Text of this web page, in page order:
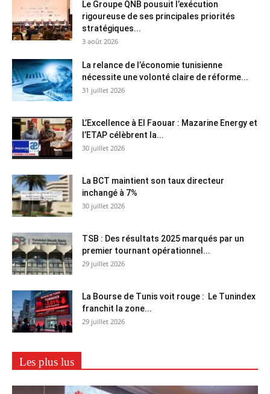
Le Groupe QNB pousuit l’exécution
rigoureuse de ses principales priorités
stratégiques...
3 août 2026
La relance de l’économie tunisienne
nécessite une volonté claire de réforme...
31 juillet 2026
L’Excellence à El Faouar : Mazarine Energy et
l’ETAP célèbrent la...
30 juillet 2026
La BCT maintient son taux directeur
inchangé à 7%
30 juillet 2026
TSB : Des résultats 2025 marqués par un
premier tournant opérationnel...
29 juillet 2026
La Bourse de Tunis voit rouge : Le Tunindex
franchit la zone...
29 juillet 2026
Les plus lus